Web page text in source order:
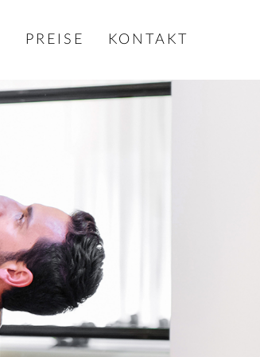
PREISE KONTAKT